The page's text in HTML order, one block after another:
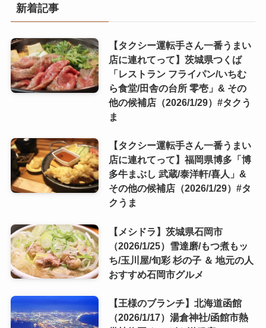
新着記事
【タクシー運転手さん一番うまい
店に連れてって】茨城県つくば
「レストラン フライパン/いちむ
ら食堂/田舎の台所 零壱」& その
他の候補店（2026/1/29）#タクう
ま
【タクシー運転手さん一番うまい
店に連れてって】福岡県博多「博
多牛まぶし 武蔵/泰洋軒/喜人」&
その他の候補店（2026/1/29）#タ
クうま
【メシドラ】茨城県石岡市
（2026/1/25）雪達磨/もつ煮もッ
ち/玉川屋/旬彩 杉の子 ＆ 地元の人
おすすめ石岡市グルメ
【王様のブランチ】北海道函館
（2026/1/17）湯倉神社/函館市熱